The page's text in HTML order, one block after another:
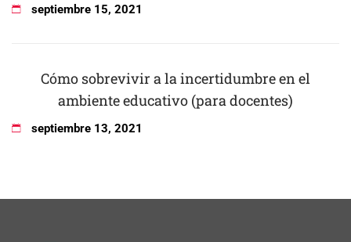
septiembre 15, 2021
Cómo sobrevivir a la incertidumbre en el
ambiente educativo (para docentes)
septiembre 13, 2021